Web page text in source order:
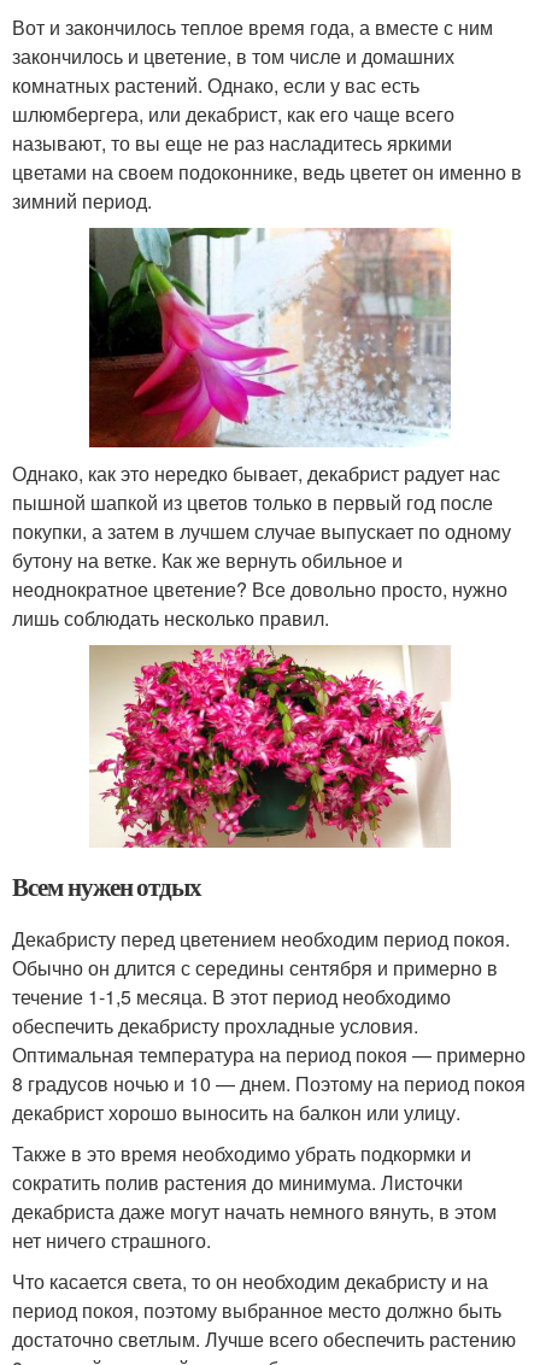
Вот и закончилось теплое время года, а вместе с ним
закончилось и цветение, в том числе и домашних
комнатных растений. Однако, если у вас есть
шлюмбергера, или декабрист, как его чаще всего
называют, то вы еще не раз насладитесь яркими
цветами на своем подоконнике, ведь цветет он именно в
зимний период.
Однако, как это нередко бывает, декабрист радует нас
пышной шапкой из цветов только в первый год после
покупки, а затем в лучшем случае выпускает по одному
бутону на ветке. Как же вернуть обильное и
неоднократное цветение? Все довольно просто, нужно
лишь соблюдать несколько правил.
Всем нужен отдых
Декабристу перед цветением необходим период покоя.
Обычно он длится с середины сентября и примерно в
течение 1-1,5 месяца. В этот период необходимо
обеспечить декабристу прохладные условия.
Оптимальная температура на период покоя — примерно
8 градусов ночью и 10 — днем. Поэтому на период покоя
декабрист хорошо выносить на балкон или улицу.
Также в это время необходимо убрать подкормки и
сократить полив растения до минимума. Листочки
декабриста даже могут начать немного вянуть, в этом
нет ничего страшного.
Что касается света, то он необходим декабристу и на
период покоя, поэтому выбранное место должно быть
достаточно светлым. Лучше всего обеспечить растению